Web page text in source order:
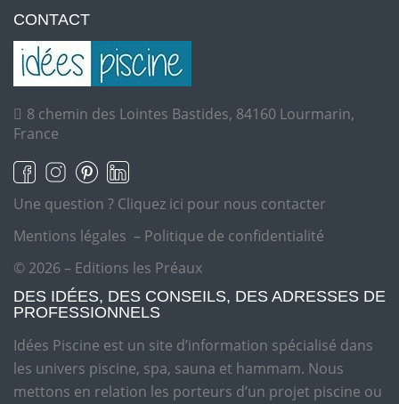
CONTACT
8 chemin des Lointes Bastides, 84160 Lourmarin,
France
Une question ? Cliquez ici pour nous contacter
Mentions légales – Politique de confidentialité
© 2026 – Editions les Préaux
DES IDÉES, DES CONSEILS, DES ADRESSES DE
PROFESSIONNELS
Idées Piscine est un site d’information spécialisé dans
les univers piscine, spa, sauna et hammam. Nous
mettons en relation les porteurs d’un projet piscine ou